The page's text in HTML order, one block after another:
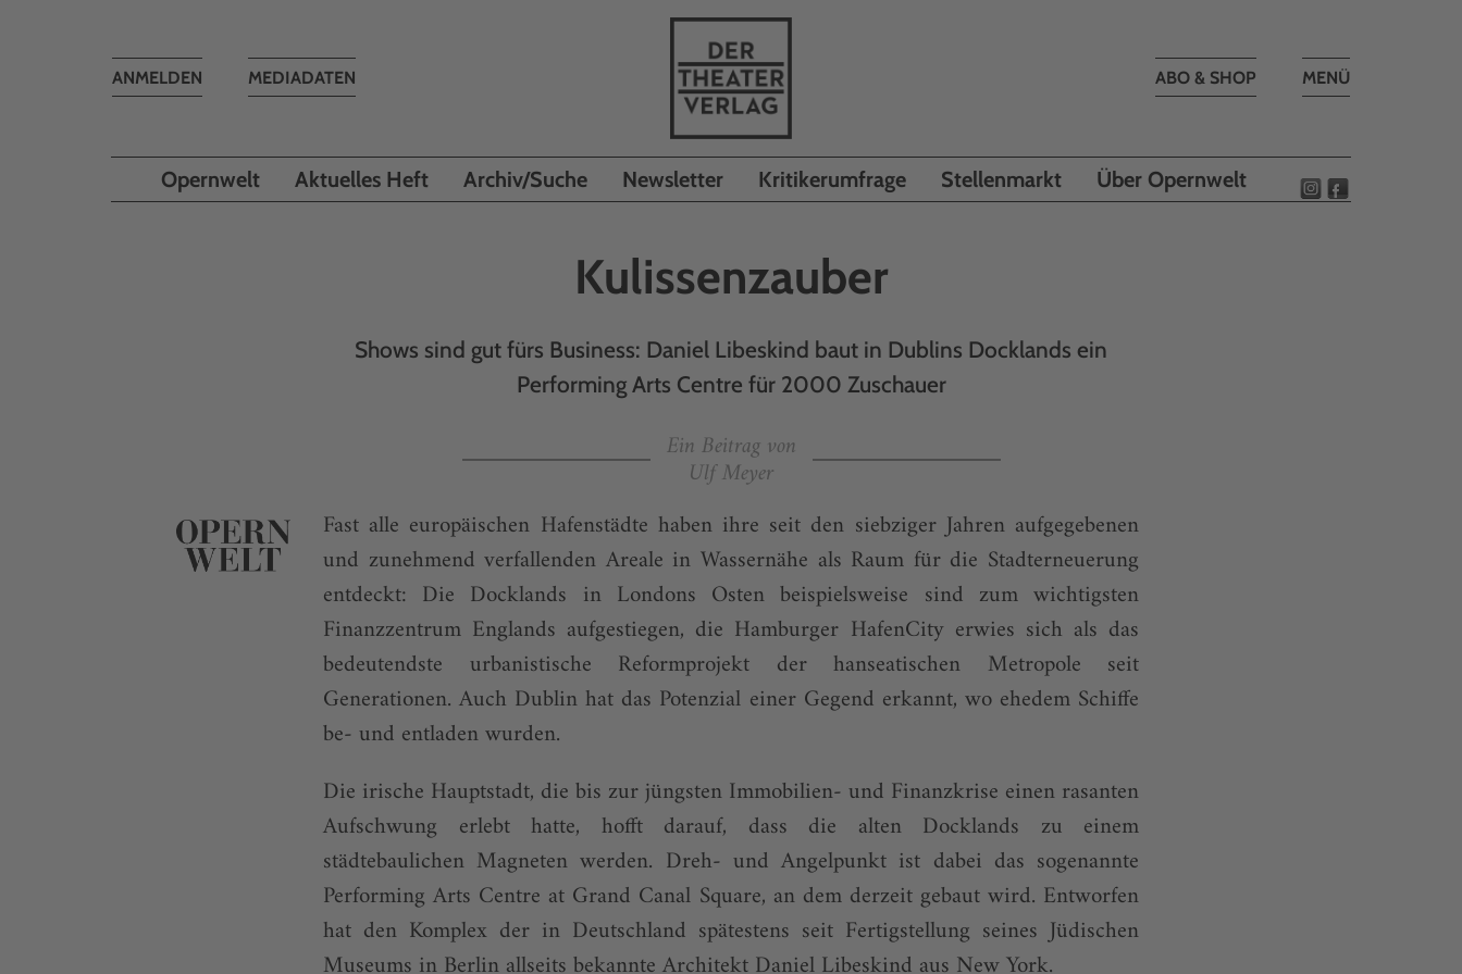
Toggle
MENÜ
ABO & SHOP
MEDIADATEN
Toggle
ANMELDEN
Opernwelt Aktuelles Heft Archiv/Suche Newsletter Kritikerumfrage Stellenmarkt Über Opernwelt
Kulissenzauber
Shows sind gut fürs Business: Daniel Libeskind baut in Dublins Docklands ein
Performing Arts Centre für 2000 Zuschauer
Ein Beitrag von
Ulf Meyer
Fast alle europäischen Hafenstädte haben ihre seit den siebziger Jahren aufgegebenen
und zunehmend verfallenden Areale in Wassernähe als Raum für die Stadterneuerung
entdeckt: Die Docklands in Londons Osten beispielsweise sind zum wichtigsten
Finanzzentrum Englands aufgestiegen, die Hamburger HafenCity erwies sich als das
bedeutendste urbanistische Reformprojekt der hanseatischen Metropole seit
Generationen. Auch Dublin hat das Potenzial einer Gegend erkannt, wo ehedem Schiffe
be- und entladen wurden.
Die irische Hauptstadt, die bis zur jüngsten Immobilien- und Finanzkrise einen rasanten
Aufschwung erlebt hatte, hofft darauf, dass die alten Docklands zu einem
städtebaulichen Magneten werden. Dreh- und Angelpunkt ist dabei das sogenannte
Performing Arts Centre at Grand Canal Square, an dem derzeit gebaut wird. Entworfen
hat den Komplex der in Deutschland spätestens seit Fertigstellung seines Jüdischen
Museums in Berlin allseits bekannte Architekt Daniel Libeskind aus New York.